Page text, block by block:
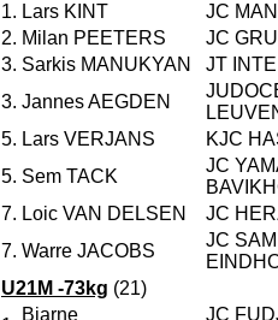
1. Lars KINT
JC
2. Milan PEETERS
JC
3. Sarkis MANUKYAN
JT
3. Jannes AEGDEN
5. Lars VERJANS
KJC
5. Sem TACK
JC
7. Loic VAN DELSEN
JC
7. Warre JACOBS
JC
U21M -73kg (21)
Bjarne JC